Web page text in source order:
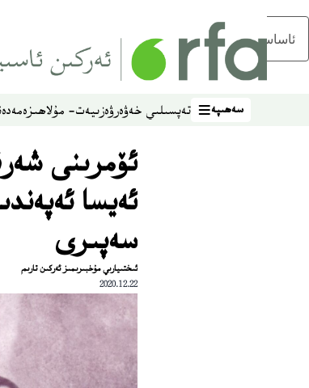
ئاساسلىق مەزمۇنغا ئاتلاڭ
سەھىپە
سەھىپە تەپسىلىي خەۋەرۋەزىيەت- مۇلاھىزە
ئۆمرىنى
ئەيسا
سەپىرى
ئىختىيارىي مۇخبىرىمىز ئەركىن تارىم
2020.12.22